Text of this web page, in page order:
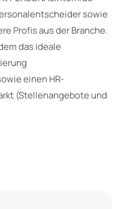
sowie
Profis aus der Branche.
das ideale
einen HR-
(Stellenangebote und